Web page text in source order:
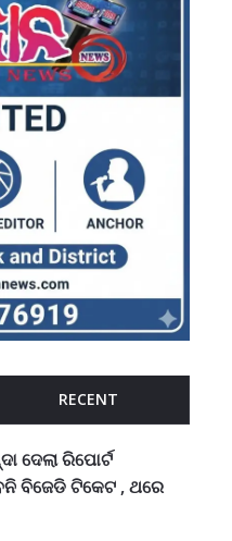
RECENT
ଦେଲା ରିପୋର୍ଟ
ବିଜେଡି ଟିକେଟ , ଥରେ